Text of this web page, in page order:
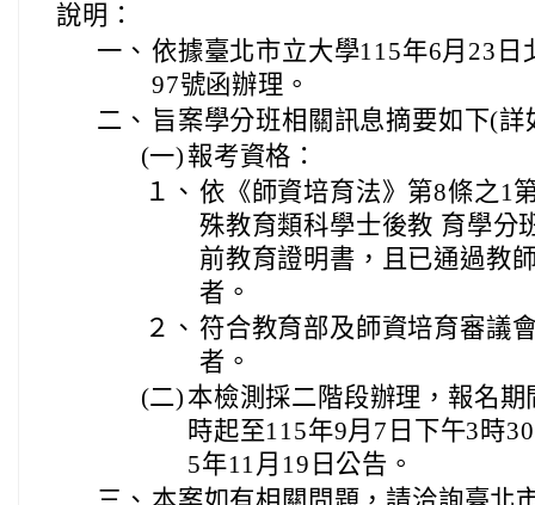
說明：
一、 依據臺北市立大學115年6月23日
97號函辦理。
二、 旨案學分班相關訊息摘要如下(詳
(一) 報考資格：
１、 依《師資培育法》第8條之1
殊教育類科學士後教 育學分
前教育證明書，且已通過教
者。
２、 符合教育部及師資培育審議
者。
(二) 本檢測採二階段辦理，報名
時起至115年9月7日下午3時
5年11月19日公告。